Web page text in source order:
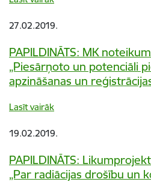
27.02.2019.
PAPILDINĀTS: MK
„Piesārņoto un potenciāli
apzināšanas un
Lasīt vairāk
19.02.2019.
PAPILDINĀTS:
„Par radiācijas drošību un